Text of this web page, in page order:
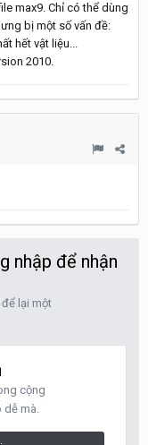
max9. Chỉ có thể dùng
bị một số vấn đề:
hết vật liệu...
2010.
nhập để nhận
để lại một
cộng
dễ mà.